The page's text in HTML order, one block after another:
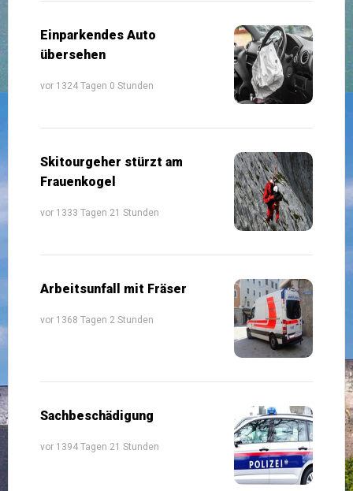
Einparkendes Auto
übersehen
vor 1324 Tagen 0 Stunden
Skitourgeher stürzt am
Frauenkogel
vor 1333 Tagen 21 Stunden
Arbeitsunfall mit Fräser
vor 1368 Tagen 2 Stunden
Sachbeschädigung
vor 1394 Tagen 21 Stunden